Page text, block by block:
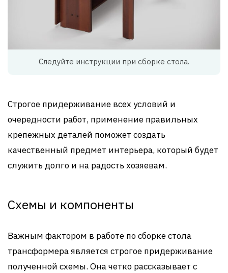
Следуйте инструкции при сборке стола.
Строгое придерживание всех условий и
очередности работ, применение правильных
крепежных деталей поможет создать
качественный предмет интерьера, который будет
служить долго и на радость хозяевам.
Схемы и компоненты
Важным фактором в работе по сборке стола
трансформера является строгое придерживание
полученной схемы. Она четко рассказывает с